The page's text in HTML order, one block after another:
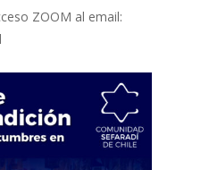
ZOOM al email: